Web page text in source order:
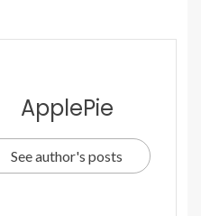
ApplePie
See author's posts